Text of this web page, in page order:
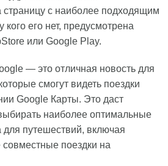
страницу с наиболее подходящим
его нет, предусмотрена
или Google Play.
— это отличная новость для
смогут видеть поездки
Google Карты. Это даст
наиболее оптимальные
для путешествий, включая
поездки на